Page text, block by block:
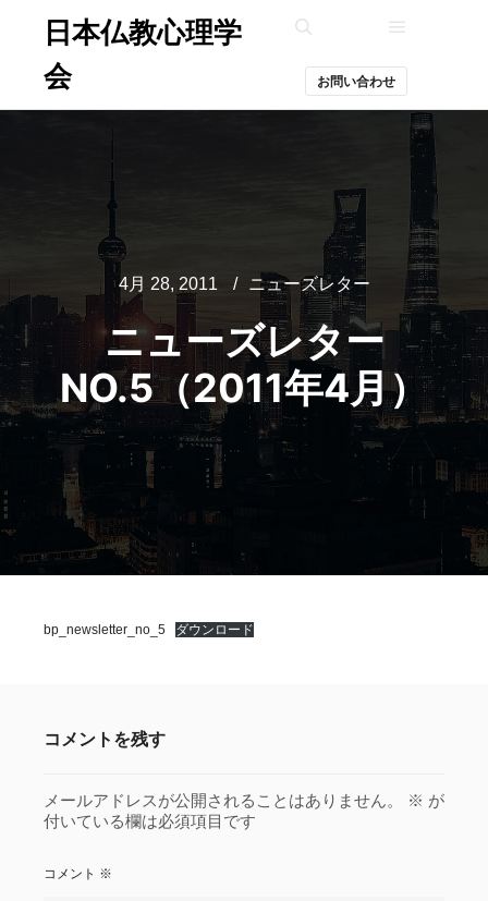
日本仏教心理学
会
お問い合わせ
4月 28, 2011 ニューズレター
ニューズレター
NO.5（2011年4月）
bp_newsletter_no_5 ダウンロード
コメントを残す
メールアドレスが公開されることはありません。 ※ が
付いている欄は必須項目です
コメント ※